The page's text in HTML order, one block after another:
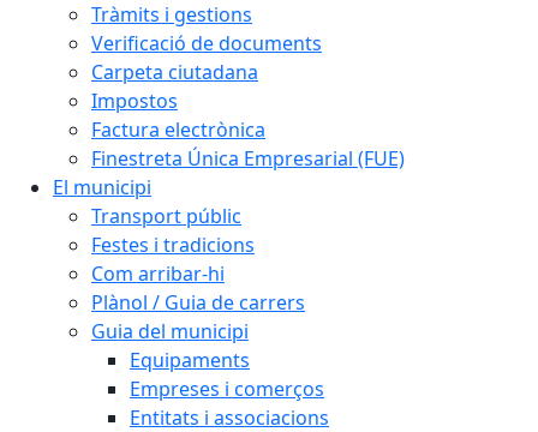
Tràmits i gestions
Verificació de documents
Carpeta ciutadana
Impostos
Factura electrònica
Finestreta Única Empresarial (FUE)
El municipi
Transport públic
Festes i tradicions
Com arribar-hi
Plànol / Guia de carrers
Guia del municipi
Equipaments
Empreses i comerços
Entitats i associacions